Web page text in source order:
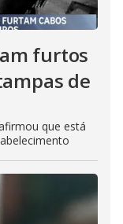
furtos
de
que está